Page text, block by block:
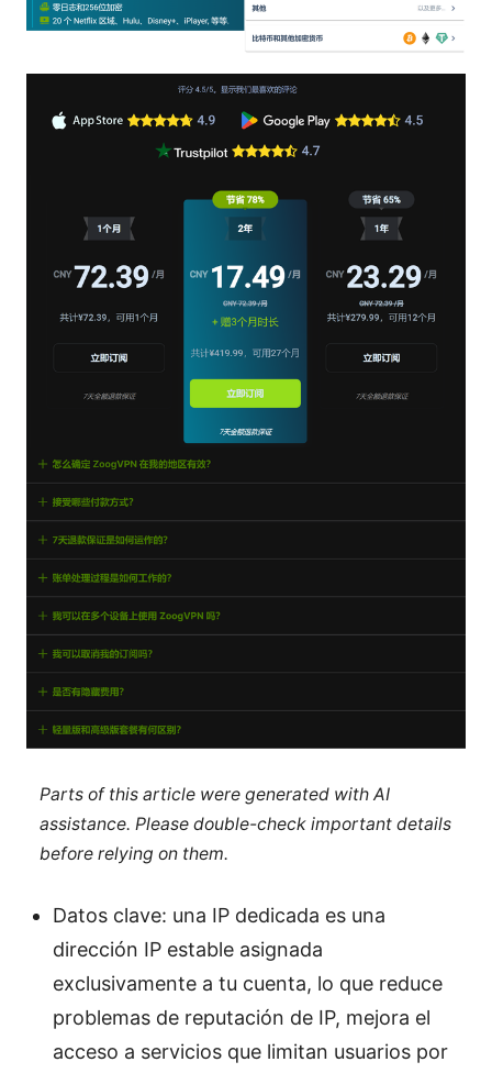
Parts of this article were generated with AI
assistance. Please double-check important details
before relying on them.
Datos clave: una IP dedicada es una
dirección IP estable asignada
exclusivamente a tu cuenta, lo que reduce
problemas de reputación de IP, mejora el
acceso a servicios que limitan usuarios por